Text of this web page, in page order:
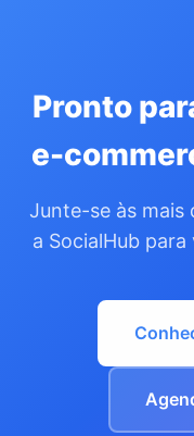
Pronto
e-
Junte-se às mais
a SocialHub